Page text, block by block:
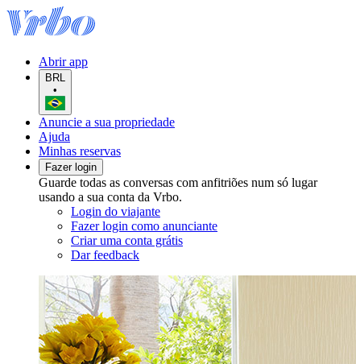
Abrir app
BRL
•
Anuncie a sua propriedade
Ajuda
Minhas reservas
Fazer login
Guarde todas as conversas com anfitriões num só lugar
usando a sua conta da Vrbo.
Login do viajante
Fazer login como anunciante
Criar uma conta grátis
Dar feedback